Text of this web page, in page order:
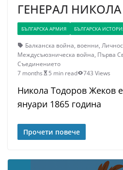
ГЕНЕРАЛ
БЪЛГАРСКА АРМИЯ БЪЛГАРСКА
Балканска война, военни,
Междусъюзническа война, Първа
Съединението
7 months
5 min read 743 Views
Никола Тодоров Жеков
януари 1865 година
Прочети повече